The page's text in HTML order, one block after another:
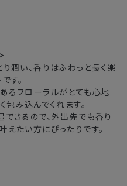
潤い、香りはふわっと長く楽
す。
るフローラルがとても心地
包み込んでくれます。
できるので、外出先でも香り
えたい方にぴったりです。